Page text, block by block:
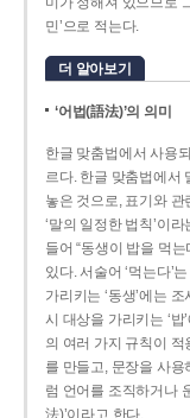
민’으로 적는다.
더 알아보기
‘어법(語法)’의 의미
한글 맞춤법에서 사용
르다. 한글 맞춤법에서
놓은 것으로, 표기와 관
‘말의 일정한 법칙’이
들어 “동생이 밥을 먹
있다. 서술어 ‘먹는다’
가리키는 ‘동생’에는 조
시 대상을 가리키는 ‘밥
의 여러 가지 규칙이
를 만들고, 문장을 사용
럼 언어를 조직하거나
法)’이라고 한다.